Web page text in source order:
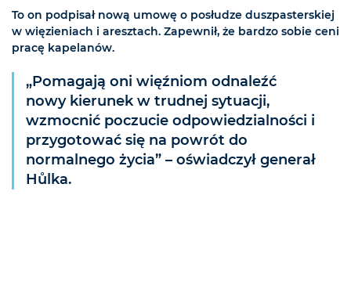
To on podpisał nową umowę o posłudze duszpasterskiej
w więzieniach i aresztach. Zapewnił, że bardzo sobie ceni
pracę kapelanów.
„Pomagają oni więźniom odnaleźć
nowy kierunek w trudnej sytuacji,
wzmocnić poczucie odpowiedzialności i
przygotować się na powrót do
normalnego życia” – oświadczył generał
Hůlka.